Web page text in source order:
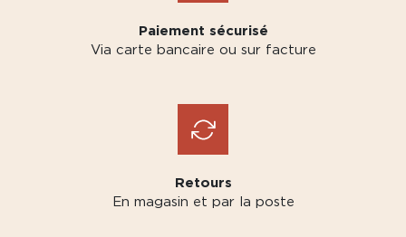
Paiement sécurisé
Via carte bancaire ou sur facture
Retours
En magasin et par la poste